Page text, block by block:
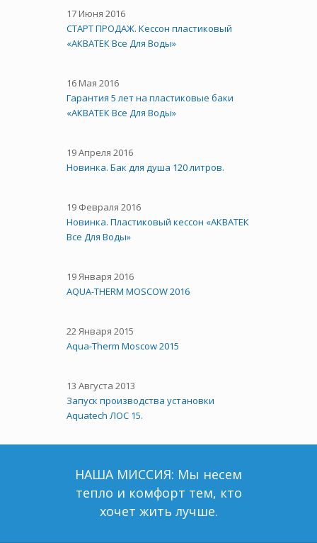
17 Июня 2016
СТАРТ ПРОДАЖ. Кессон пластиковый
«АКВАТЕК Все Для Воды»
16 Мая 2016
Гарантия 5 лет на пластиковые баки
«АКВАТЕК Все Для Воды»
19 Апреля 2016
Новинка. Бак для душа 120 литров.
19 Февраля 2016
Новинка. Пластиковый кессон «АКВАТЕК
Все Для Воды»
19 Января 2016
AQUA-THERM MOSCOW 2016
22 Января 2015
Aqua-Therm Moscow 2015
13 Августа 2013
Запуск производства установки
Aquatech ЛОС 15.
НАША МИССИЯ: Мы несем
тепло и комфорт тем, кто
хочет жить лучше.